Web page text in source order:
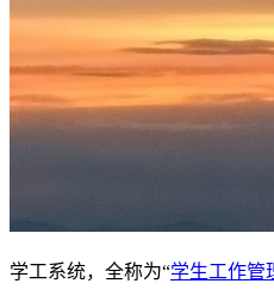
学工系统，全称为“学生工作管